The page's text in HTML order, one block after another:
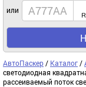
или
АвтоПаскер / Каталог /
светодиодная
рассеиваемый поток